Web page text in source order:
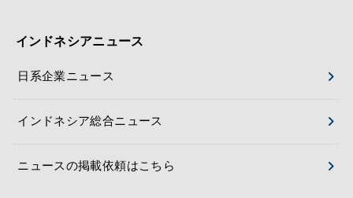
インドネシアニュース
日系企業ニュース
インドネシア総合ニュース
ニュースの掲載依頼はこちら